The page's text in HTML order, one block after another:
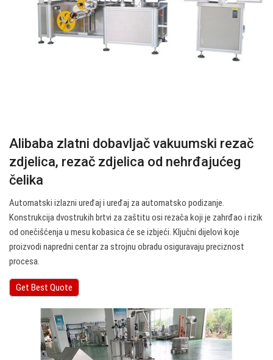
Alibaba zlatni dobavljač vakuumski rezač
zdjelica, rezač zdjelica od nehrđajućeg
čelika
Automatski izlazni uređaj i uređaj za automatsko podizanje.
Konstrukcija dvostrukih brtvi za zaštitu osi rezača koji je zahrđao i rizik
od onečišćenja u mesu kobasica će se izbjeći. Ključni dijelovi koje
proizvodi napredni centar za strojnu obradu osiguravaju preciznost
procesa.
Get Best Quote